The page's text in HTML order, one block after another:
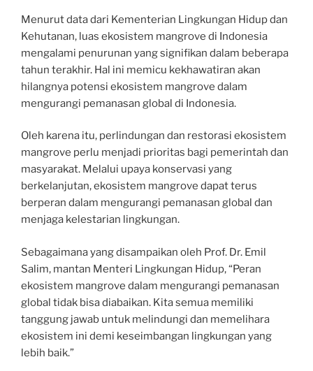
Menurut data dari Kementerian Lingkungan Hidup dan
Kehutanan, luas ekosistem mangrove di Indonesia
mengalami penurunan yang signifikan dalam beberapa
tahun terakhir. Hal ini memicu kekhawatiran akan
hilangnya potensi ekosistem mangrove dalam
mengurangi pemanasan global di Indonesia.
Oleh karena itu, perlindungan dan restorasi ekosistem
mangrove perlu menjadi prioritas bagi pemerintah dan
masyarakat. Melalui upaya konservasi yang
berkelanjutan, ekosistem mangrove dapat terus
berperan dalam mengurangi pemanasan global dan
menjaga kelestarian lingkungan.
Sebagaimana yang disampaikan oleh Prof. Dr. Emil
Salim, mantan Menteri Lingkungan Hidup, “Peran
ekosistem mangrove dalam mengurangi pemanasan
global tidak bisa diabaikan. Kita semua memiliki
tanggung jawab untuk melindungi dan memelihara
ekosistem ini demi keseimbangan lingkungan yang
lebih baik.”